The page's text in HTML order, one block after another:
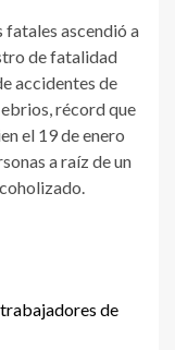
fatales ascendió a
de fatalidad
accidentes de
récord que
el 19 de enero
a raíz de un
de